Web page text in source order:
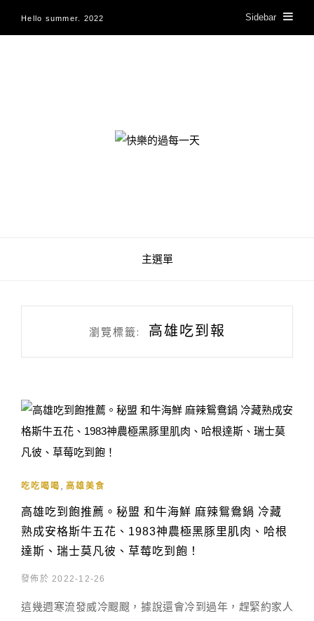
Hello summer. 2022 Sidebar
快樂的過每一天
主選單
瀏覽標籤: 高雄吃到報
吃吃喝喝 高雄美食
高雄吃到飽推薦。秘盟 和牛海鮮 麻辣鴛鴦鍋 冷藏
熟成安格斯牛五花、1983神農極黑豚里肌肉、哈根
達斯、瑞士莫凡彼、草莓吃到飽！
發佈於 2022-12-26
這幾週寒流發威冷颼颼，據說還會冷到過年，趕緊約家人